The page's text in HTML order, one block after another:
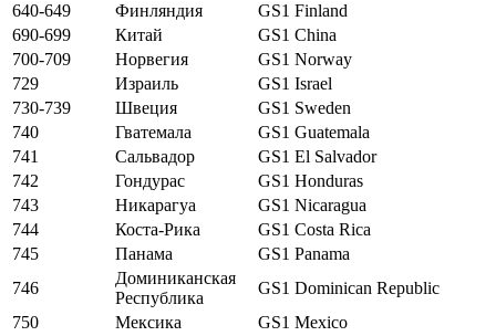
640-649
Финляндия
GS1 Finland
690-699
Китай
GS1 China
700-709
Норвегия
GS1 Norway
729
Израиль
GS1 Israel
730-739
Швеция
GS1 Sweden
740
Гватемала
GS1 Guatemala
741
Сальвадор
GS1 El Salvador
742
Гондурас
GS1 Honduras
743
Никарагуа
GS1 Nicaragua
744
Коста-Рика
GS1 Costa Rica
745
Панама
GS1 Panama
746
Доминиканская
Республика
GS1 Dominican Republic
750
Мексика
GS1 Mexico